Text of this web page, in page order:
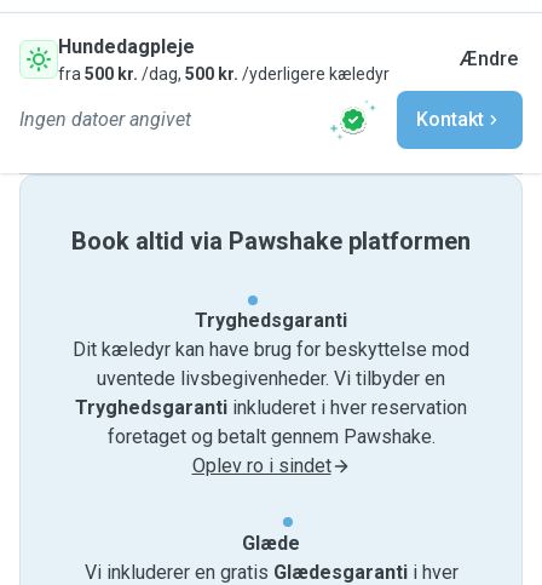
Hundedagpleje
fra 500 kr. /dag, 500 kr. /yderligere kæledyr
Ændre
Ingen datoer angivet Kontakt
Book altid via Pawshake platformen
Tryghedsgaranti
Dit kæledyr kan have brug for beskyttelse mod
uventede livsbegivenheder. Vi tilbyder en
Tryghedsgaranti inkluderet i hver reservation
foretaget og betalt gennem Pawshake.
Oplev ro i sindet
Glæde
Vi inkluderer en gratis Glædesgarantii hver